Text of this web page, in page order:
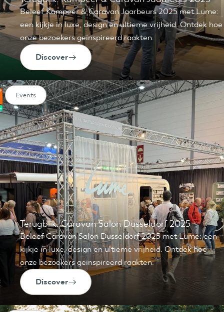
Beleef Kampeer & Caravan Jaarbeurs 2025 met Lume:
een kijkje in luxe, design en ultieme vrijheid. Ontdek hoe
onze bezoekers geïnspireerd raakten.
Discover
Terugblik: Caravan Salon Düsseldorf 2025
Beleef Caravan Salon Düsseldorf 2025 met Lume: een
kijkje in luxe, design en ultieme vrijheid. Ontdek hoe
onze bezoekers geïnspireerd raakten.
Discover
Events